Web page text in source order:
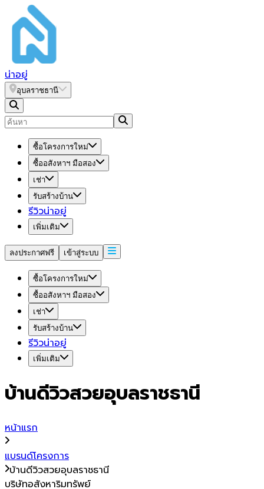
น่าอยู่
อุบลราชธานี
ซื้อโครงการใหม่
ซื้ออสังหาฯ มือสอง
เช่า
รับสร้างบ้าน
รีวิวน่าอยู่
เพิ่มเติม
ลงประกาศฟรี เข้าสู่ระบบ
ซื้อโครงการใหม่
ซื้ออสังหาฯ มือสอง
เช่า
รับสร้างบ้าน
รีวิวน่าอยู่
เพิ่มเติม
บ้านดีวิวสวยอุบลราชธานี
หน้าแรก
แบรนด์โครงการ
บ้านดีวิวสวยอุบลราชธานี
บริษัทอสังหาริมทรัพย์